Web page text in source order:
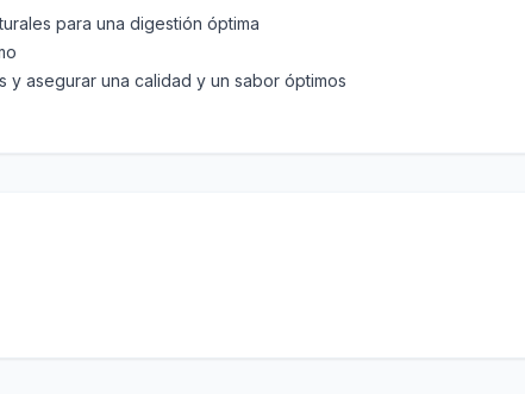
para una digestión óptima
asegurar una calidad y un sabor óptimos